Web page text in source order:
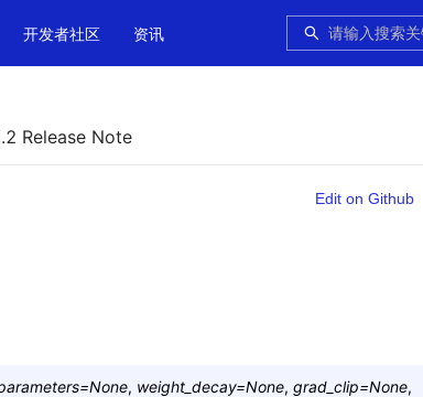
开发者社区 资讯
Release Note
Edit on Github
=None, weight_decay=None, grad_clip=None,